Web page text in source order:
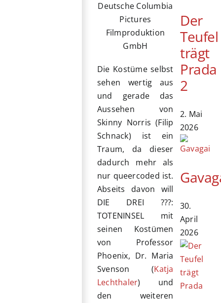
Deutsche Columbia
Pictures
Filmproduktion
GmbH
Die Kostüme selbst
sehen wertig aus
und gerade das
Aussehen von
Skinny Norris (Filip
Schnack) ist ein
Traum, da dieser
dadurch mehr als
nur queercoded ist.
Abseits davon will
DIE DREI ???:
TOTENINSEL mit
seinen Kostümen
von Professor
Phoenix, Dr. Maria
Svenson (Katja
Lechthaler) und
den weiteren
Der
Teufel
trägt
Prada
2
2. Mai
2026
30.
April
2026